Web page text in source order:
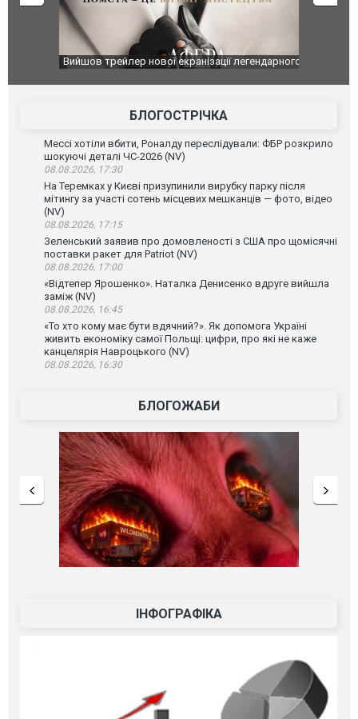
Вийшов трейлер нової екранізації легендарного
БЛОГОСТРІЧКА
Мессі хотіли вбити, Роналду переслідували: ФБР розкрило
шокуючі деталі ЧС-2026 (NV)
08.08.2026, 17:30
На Теремках у Києві призупинили вирубку парку після
мітингу за участі сотень місцевих мешканців — фото, відео
(NV)
08.08.2026, 17:15
Зеленський заявив про домовленості з США про щомісячні
поставки ракет для Patriot (NV)
08.08.2026, 17:00
«Відтепер Ярошенко». Наталка Денисенко вдруге вийшла
заміж (NV)
08.08.2026, 16:45
«То хто кому має бути вдячний?». Як допомога Україні
живить економіку самої Польщі: цифри, про які не каже
канцелярія Навроцького (NV)
08.08.2026, 16:30
БЛОГОЖАБИ
ІНФОГРАФІКА